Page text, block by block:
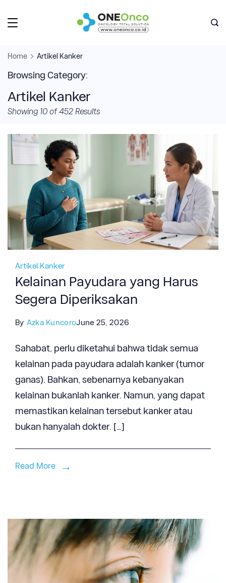
to
Home Artikel Kanker
Browsing Category:
Artikel Kanker
Showing 10 of 452 Results
Artikel Kanker
Kelainan Payudara yang Harus
Segera Diperiksakan
By Azka KuncoroJune 25, 2026
Sahabat, perlu diketahui bahwa tidak semua
kelainan pada payudara adalah kanker (tumor
ganas). Bahkan, sebenarnya kebanyakan
kelainan bukanlah kanker. Namun, yang dapat
memastikan kelainan tersebut kanker atau
bukan hanyalah dokter. […]
Read More